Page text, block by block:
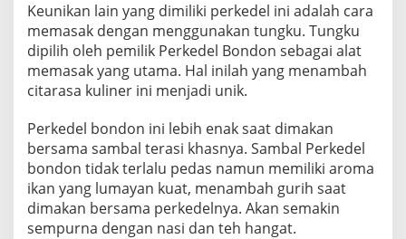
Keunikan lain yang dimiliki perkedel ini adalah cara
memasak dengan menggunakan tungku. Tungku
dipilih oleh pemilik Perkedel Bondon sebagai alat
memasak yang utama. Hal inilah yang menambah
citarasa kuliner ini menjadi unik.
Perkedel bondon ini lebih enak saat dimakan
bersama sambal terasi khasnya. Sambal Perkedel
bondon tidak terlalu pedas namun memiliki aroma
ikan yang lumayan kuat, menambah gurih saat
dimakan bersama perkedelnya. Akan semakin
sempurna dengan nasi dan teh hangat.